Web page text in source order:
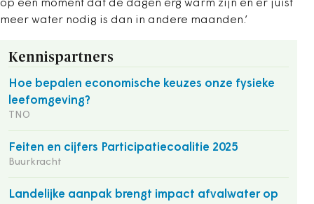
op een moment dat de dagen erg warm zijn en er juist
meer water nodig is dan in andere maanden.’
Kennispartners
Hoe bepalen economische keuzes onze fysieke
leefomgeving?
TNO
Feiten en cijfers Participatiecoalitie 2025
Buurkracht
Landelijke aanpak brengt impact afvalwater op